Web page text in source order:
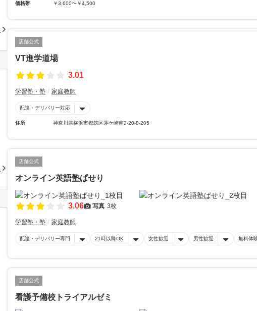
価格帯
￥3,600〜￥4,500
店舗公式
VT進学道場
3.01
学習塾・塾 家庭教師
配達・デリバリー対応
住所 神奈川県横浜市都筑区茅ケ崎南2-20-8-205
店舗公式
オンライン英語塾ぱせり
3.06 写真 3枚
学習塾・塾 家庭教師
配達・デリバリー専門 21時以降OK 女性歓迎 男性歓迎 無料体
店舗公式
看護予備校トライアルゼミ